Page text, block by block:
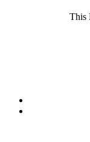
This